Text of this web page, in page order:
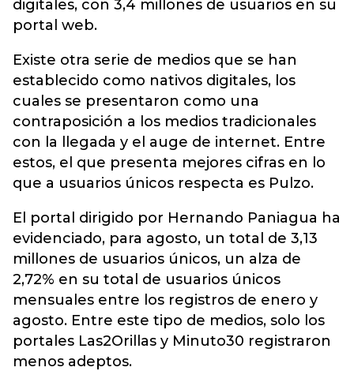
digitales, con 3,4 millones de usuarios en su
portal web.
Existe otra serie de medios que se han
establecido como nativos digitales, los
cuales se presentaron como una
contraposición a los medios tradicionales
con la llegada y el auge de internet. Entre
estos, el que presenta mejores cifras en lo
que a usuarios únicos respecta es Pulzo.
El portal dirigido por Hernando Paniagua ha
evidenciado, para agosto, un total de 3,13
millones de usuarios únicos, un alza de
2,72% en su total de usuarios únicos
mensuales entre los registros de enero y
agosto. Entre este tipo de medios, solo los
portales Las2Orillas y Minuto30 registraron
menos adeptos.